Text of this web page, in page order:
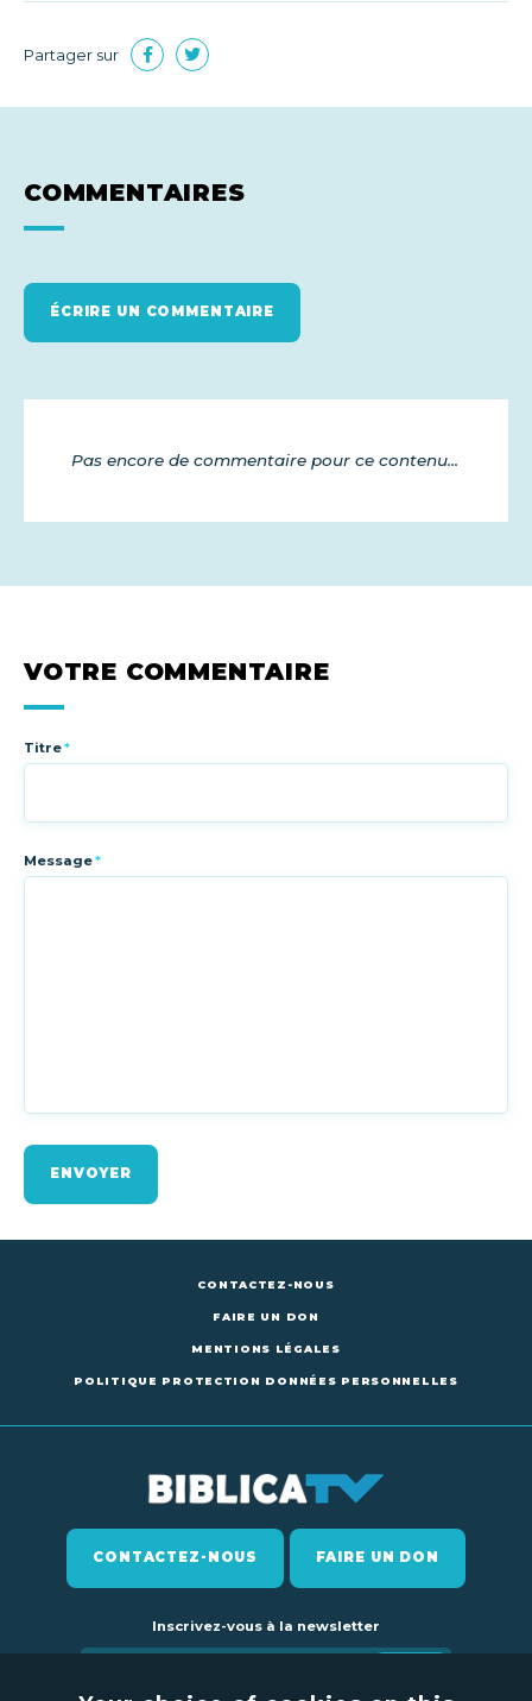
Partager sur
COMMENTAIRES
ÉCRIRE UN COMMENTAIRE
Pas encore de commentaire pour ce contenu...
VOTRE COMMENTAIRE
Titre*
Message*
ENVOYER
CONTACTEZ-NOUS
FAIRE UN DON
MENTIONS LÉGALES
POLITIQUE PROTECTION DONNÉES PERSONNELLES
CONTACTEZ-NOUS FAIRE UN DON
Inscrivez-vous à la newsletter